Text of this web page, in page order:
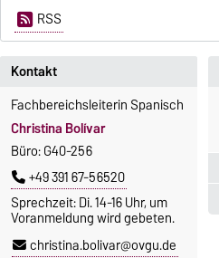
RSS
Kontakt
Fachbereichsleiterin Spanisch
Christina Bolívar
Büro: G40-256
+49 391 67-56520
Sprechzeit: Di. 14-16 Uhr, um
Voranmeldung wird gebeten.
christina.bolivar@ovgu.de